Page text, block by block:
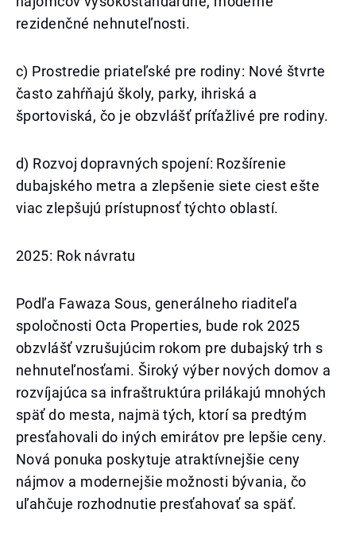
rezidenčné nehnuteľnosti.
c) Prostredie priateľské pre rodiny: Nové štvrte
často zahŕňajú školy, parky, ihriská a
športoviská, čo je obzvlášť príťažlivé pre rodiny.
d) Rozvoj dopravných spojení: Rozšírenie
dubajského metra a zlepšenie siete ciest ešte
viac zlepšujú prístupnosť týchto oblastí.
2025: Rok návratu
Podľa Fawaza Sous, generálneho riaditeľa
spoločnosti Octa Properties, bude rok 2025
obzvlášť vzrušujúcim rokom pre dubajský trh s
nehnuteľnosťami. Široký výber nových domov a
rozvíjajúca sa infraštruktúra prilákajú mnohých
späť do mesta, najmä tých, ktorí sa predtým
presťahovali do iných emirátov pre lepšie ceny.
Nová ponuka poskytuje atraktívnejšie ceny
nájmov a modernejšie možnosti bývania, čo
uľahčuje rozhodnutie presťahovať sa späť.